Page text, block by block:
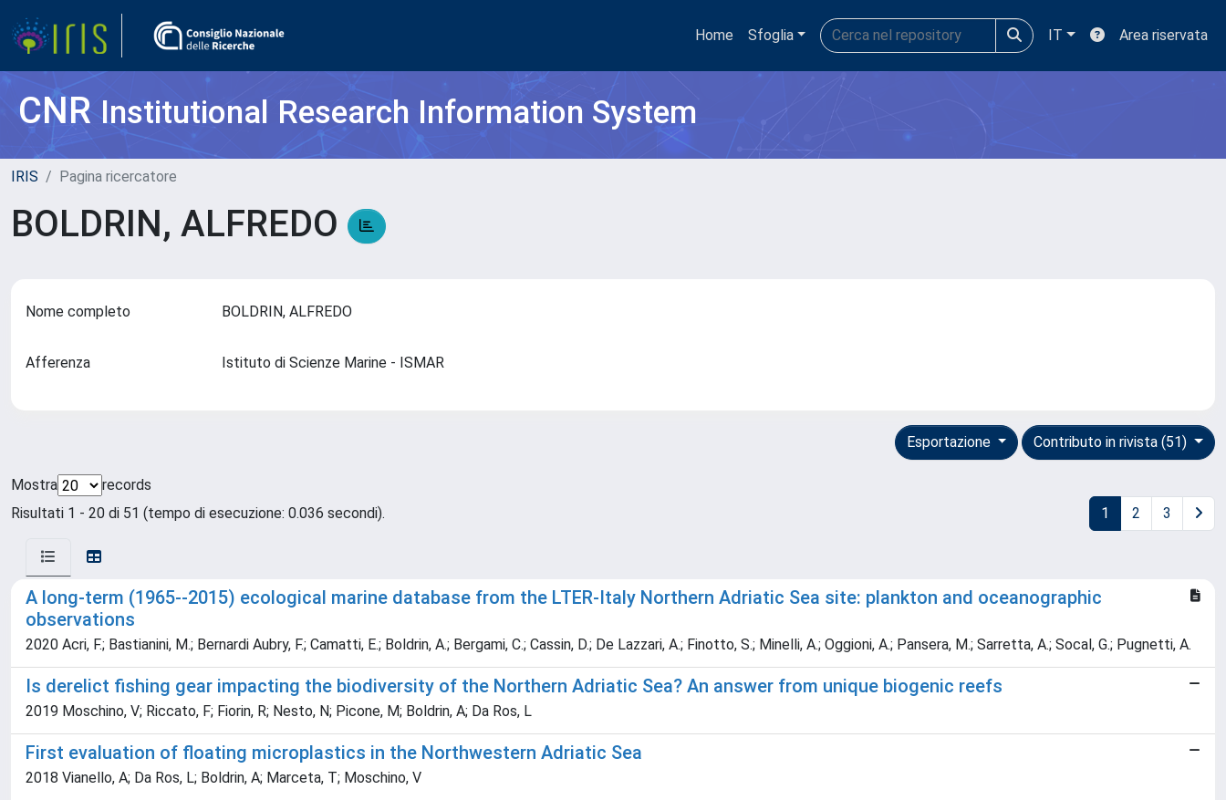
Home Sfoglia IT Area riservata
CNRInstitutional Research Information System
IRIS Pagina ricercatore
BOLDRIN, ALFREDO
Nome completo BOLDRIN, ALFREDO
Afferenza Istituto di Scienze Marine - ISMAR
Contributo in rivista (51)
Esportazione
Mostra
records
Risultati 1 - 20 di 51 (tempo di esecuzione: 0.036 secondi).
1 2 3
A long-term (1965--2015) ecological marine database from the LTER-Italy Northern Adriatic Sea site: plankton and oceanographic
observations
2020 Acri, F.; Bastianini, M.; Bernardi Aubry, F.; Camatti, E.; Boldrin, A.; Bergami, C.; Cassin, D.; De Lazzari, A.; Finotto, S.; Minelli, A.; Oggioni, A.; Pansera, M.; Sarretta, A.; Socal, G.; Pugnetti, A.
Is derelict fishing gear impacting the biodiversity of the Northern Adriatic Sea? An answer from unique biogenic reefs
2019 Moschino, V; Riccato, F; Fiorin, R; Nesto, N; Picone, M; Boldrin, A; Da Ros, L
First evaluation of floating microplastics in the Northwestern Adriatic Sea
2018 Vianello, A; Da Ros, L; Boldrin, A; Marceta, T; Moschino, V